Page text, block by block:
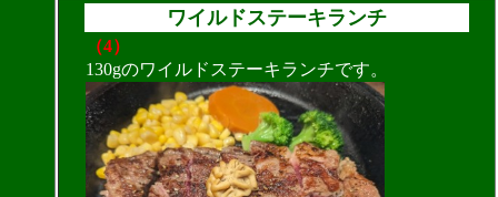
ワイルドステーキランチ
（4）
130gのワイルドステーキランチです。